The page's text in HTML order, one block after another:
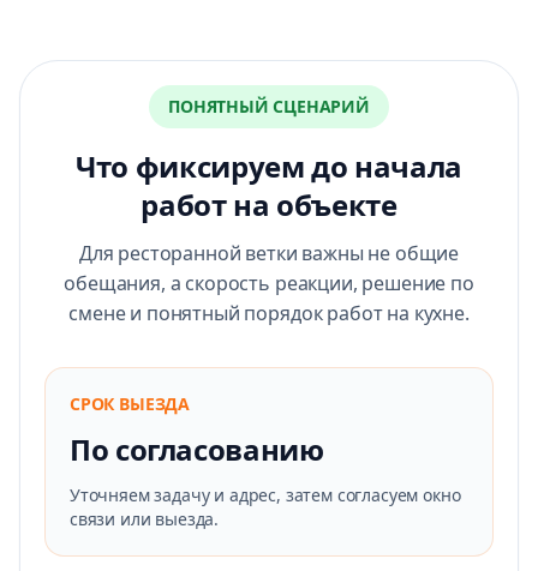
ПОНЯТНЫЙ СЦЕНАРИЙ
Что фиксируем до начала
работ на объекте
Для ресторанной ветки важны не общие
обещания, а скорость реакции, решение по
смене и понятный порядок работ на кухне.
СРОК ВЫЕЗДА
По согласованию
Уточняем задачу и адрес, затем согласуем окно
связи или выезда.